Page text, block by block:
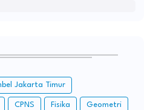
Jakarta Timur
CPNS Fisika Geometri